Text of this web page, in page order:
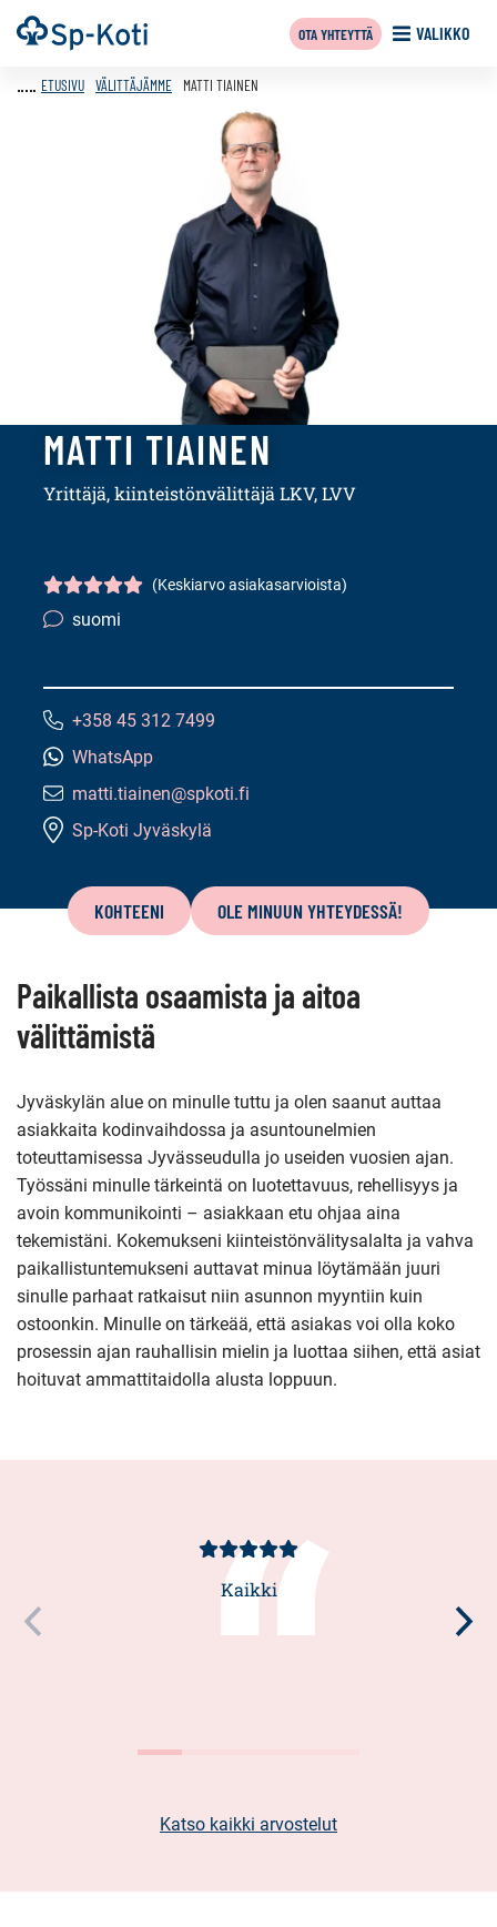
Siirry
sisältöön
Etusivu VALIKKO
OTA YHTEYTTÄ
ETUSIVU VÄLITTÄJÄMME MATTI TIAINEN
MATTI TIAINEN
Yrittäjä, kiinteistönvälittäjä LKV, LVV
Asiakasarvio
5/5
(Keskiarvo asiakasarvioista)
Kielitaito:
suomi
Puhelinnumero:
+358 45 312 7499
WhatsApp
Sähköpostiosoite:
matti.tiainen@spkoti.fi
Sp-Koti Jyväskylä
sivun
KOHTEENI OLE MINUUN YHTEYDESSÄ!
Paikallista osaamista ja aitoa
välittämistä
Jyväskylän alue on minulle tuttu ja olen saanut auttaa
asiakkaita kodinvaihdossa ja asuntounelmien
toteuttamisessa Jyvässeudulla jo useiden vuosien ajan.
Työssäni minulle tärkeintä on luotettavuus, rehellisyys ja
avoin kommunikointi – asiakkaan etu ohjaa aina
tekemistäni. Kokemukseni kiinteistönvälitysalalta ja vahva
paikallistuntemukseni auttavat minua löytämään juuri
sinulle parhaat ratkaisut niin asunnon myyntiin kuin
ostoonkin. Minulle on tärkeää, että asiakas voi olla koko
prosessin ajan rauhallisin mielin ja luottaa siihen, että asiat
hoituvat ammattitaidolla alusta loppuun.
Asiakasarvio
5/5Kaikki
Katso kaikki arvostelut